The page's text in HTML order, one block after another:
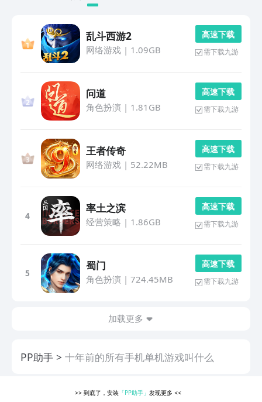
乱斗西游2
网络游戏| 1.09GB
高 速 下 载
需下载九游
问道
角色扮演 | 1.81GB
高 速 下 载
需下载九游
王者传奇
网络游戏| 52.22MB
高 速 下 载
需下载九游
4
率土之滨
经营策略 | 1.86GB
高 速 下 载
需下载九游
5
蜀门
角色扮演 | 724.45MB
高 速 下 载
需下载九游
加载更多
PP助手 十年前的所有手机单机游戏叫什么
>> 到底了，安装 「PP助手」 发现更多<<